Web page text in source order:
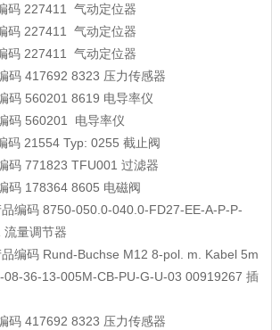
码 227411
气动定位器
码 227411
气动定位器
码 227411
气动定位器
码 417692 8323 压力传感器
码 560201 8619 电导率仪
码 560201
电导率仪
码 21554 Typ: 0255 截止阀
码 771823 TFU001 过滤器
码 178364 8605 电磁阀
品编码 8750-050.0-040.0-FD27-EE-A-P-P-
流量调节器
品编码 Rund-Buchse M12 8-pol. m. Kabel 5m
08-36-13-005M-CB-PU-G-U-03 00919267 插
码 417692 8323 压力传感器